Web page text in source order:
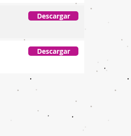
Descargar
Descargar